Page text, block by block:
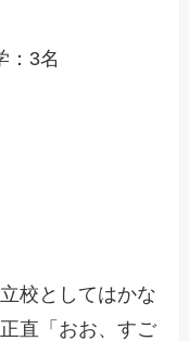
：3名
校としてはかな
直「おお、すご